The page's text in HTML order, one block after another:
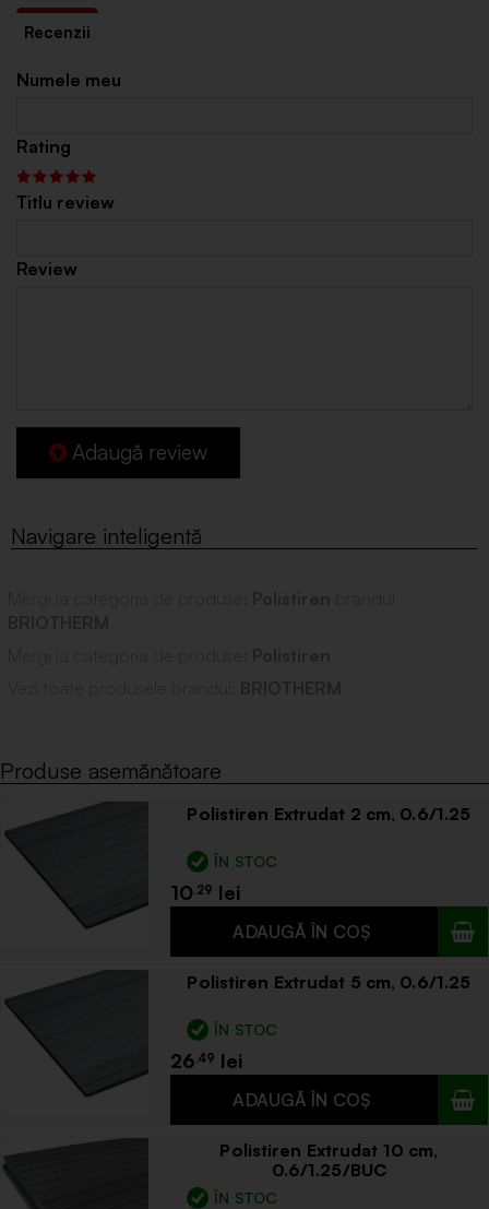
Numele meu
Rating
Titlu review
Review
Adaugă review
Produse asemănătoare
Polistiren Extrudat 2 cm, 0.6/1.25
ÎN STOC
10.29
Polistiren Extrudat 5 cm, 0.6/1.25
ÎN STOC
26.49
Polistiren Extrudat 10 cm,
0.6/1.25/BUC
ÎN STOC